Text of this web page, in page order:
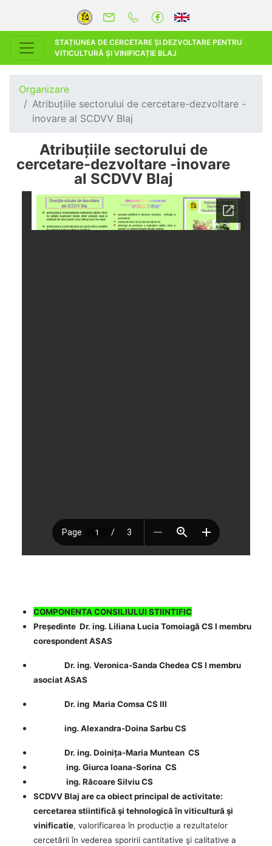
STAȚIUNEA DE CERCETARE ȘI DEZVOLTARE PENTRU
VITICULTURĂ ȘI VINIFICAȚIE BLAJ
Organizare
Atribuțiile sectorului de cercetare-dezvoltare -
inovare al SCDVV Blaj
Atribuțiile sectorului de
cercetare-dezvoltare -inovare
al SCDVV Blaj
COMPONENTA CONSILIULUI STIINTIFIC
Președinte Dr. ing. Liliana Lucia Tomoiagă CS I membru
corespondent ASAS
Dr. ing. Veronica-Sanda Chedea CS I membru
asociat ASAS
Dr. ing Maria Comsa CS III
ing. Alexandra-Doina Sarbu CS
Dr. ing. Doinița-Maria Muntean CS
ing. Giurca Ioana-Sorina CS
ing. Răcoare Silviu CS
SCDVV Blaj are ca obiect principal de activitate:
cercetarea stiintifică şi tehnologică în viticultură şi
vinificatie, valorificarea în producție a rezultatelor
cercetării în vederea sporirii cantitative şi calitative a